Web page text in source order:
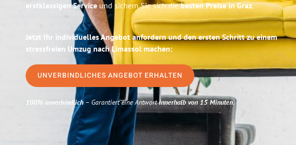
erstklassigen Service und sichern Sie sich diebesten Preise in Graz.
Jetzt Ihr individuelles Angebot anfordern und den ersten Schritt zu einem
stressfreien Umzug nach Limassol machen:
UNVERBINDLICHES ANGEBOT ERHALTEN
100% unverbindlich– Garantiert eine Antwortinnerhalb von 15 Minuten.